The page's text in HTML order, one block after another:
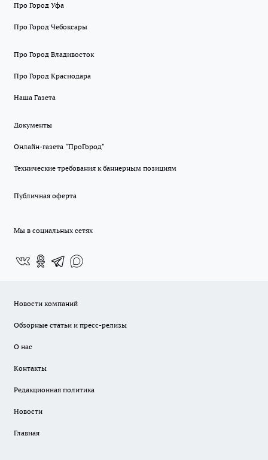
Про Город Уфа
Про Город Чебоксары
Про Город Владивосток
Про Город Краснодара
Наша Газета
Документы
Онлайн-газета "ПроГород"
Технические требования к баннерным позициям
Публичная оферта
Мы в социальных сетях
Новости компаний
Обзорные статьи и пресс-релизы
О нас
Контакты
Редакционная политика
Новости
Главная